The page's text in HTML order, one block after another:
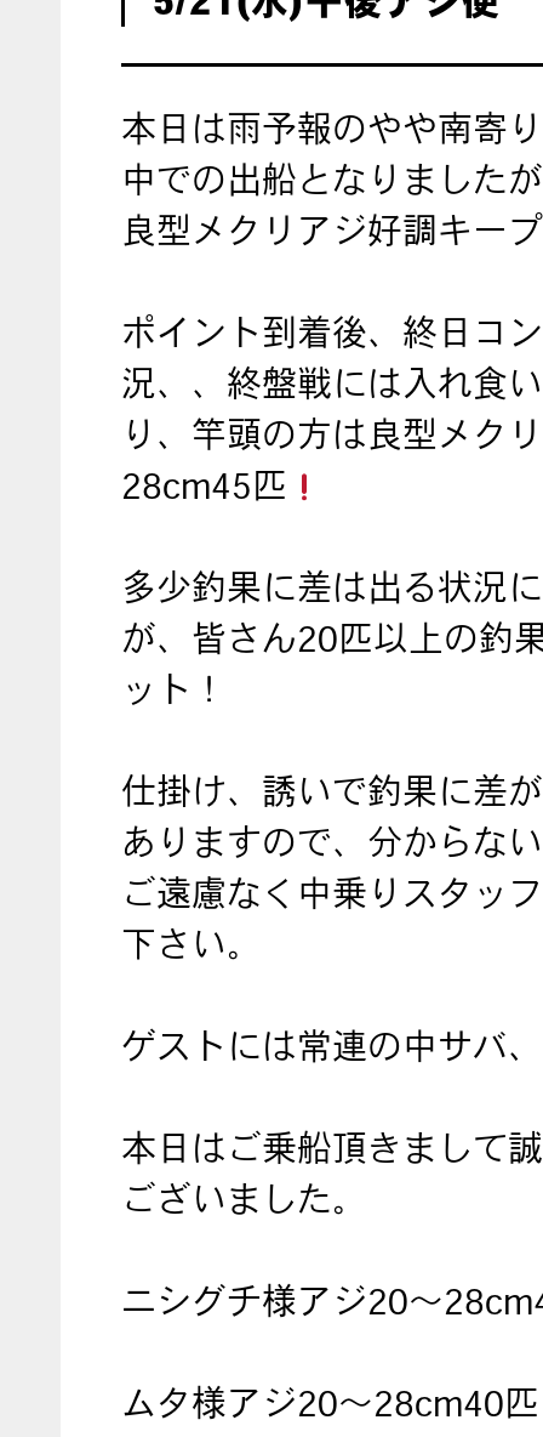
本日は雨予報のやや南寄
中での出船となりました
良型メクリアジ好調キー
ポイント到着後、終日コ
況、、終盤戦には入れ食
り、竿頭の方は良型メク
28cm45匹
多少釣果に差は出る状況
が、皆さん20匹以上の釣
ット！
仕掛け、誘いで釣果に差
ありますので、分からな
ご遠慮なく中乗りスタッ
下さい。
ゲストには常連の中サバ
本日はご乗船頂きまして
ございました。
ニシグチ様アジ20～
ムタ様アジ20～28cm40匹